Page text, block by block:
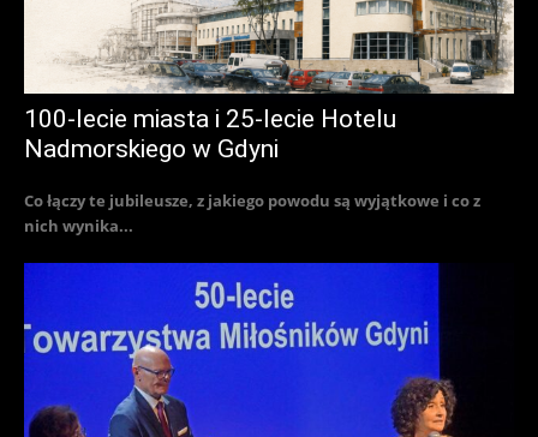
100-lecie miasta i 25-lecie Hotelu
Nadmorskiego w Gdyni
Co łączy te jubileusze, z jakiego powodu są wyjątkowe i co z
nich wynika...